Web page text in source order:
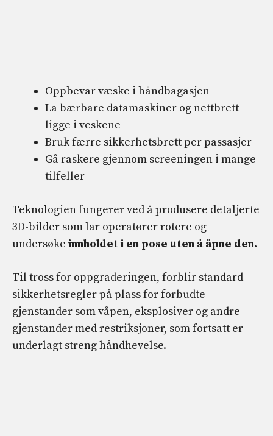
Oppbevar væske i håndbagasjen
La bærbare datamaskiner og nettbrett
ligge i veskene
Bruk færre sikkerhetsbrett per passasjer
Gå raskere gjennom screeningen i mange
tilfeller
Teknologien fungerer ved å produsere detaljerte
3D-bilder som lar operatører rotere og
undersøke innholdet i en pose uten å åpne den.
Til tross for oppgraderingen, forblir standard
sikkerhetsregler på plass for forbudte
gjenstander som våpen, eksplosiver og andre
gjenstander med restriksjoner, som fortsatt er
underlagt streng håndhevelse.